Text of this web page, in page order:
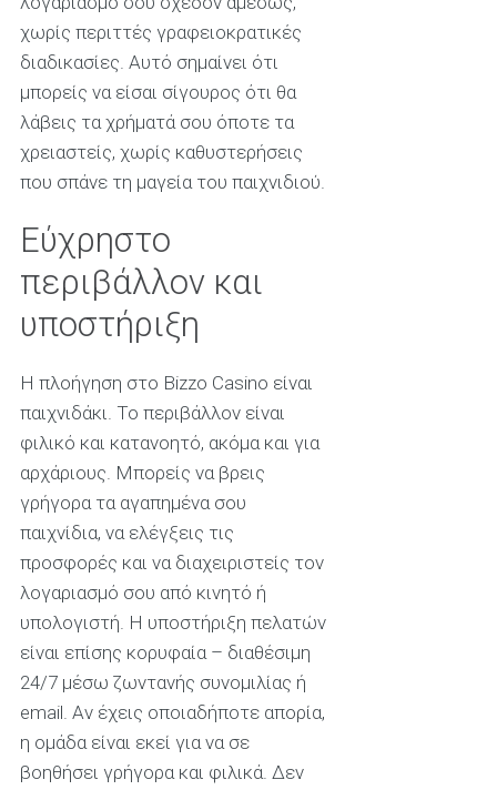
χωρίς περιττές γραφειοκρατικές
διαδικασίες. Αυτό σημαίνει ότι
μπορείς να είσαι σίγουρος ότι θα
λάβεις τα χρήματά σου όποτε τα
χρειαστείς, χωρίς καθυστερήσεις
που σπάνε τη μαγεία του παιχνιδιού.
Εύχρηστο
περιβάλλον και
υποστήριξη
Η πλοήγηση στο Bizzo Casino είναι
παιχνιδάκι. Το περιβάλλον είναι
φιλικό και κατανοητό, ακόμα και για
αρχάριους. Μπορείς να βρεις
γρήγορα τα αγαπημένα σου
παιχνίδια, να ελέγξεις τις
προσφορές και να διαχειριστείς τον
λογαριασμό σου από κινητό ή
υπολογιστή. Η υποστήριξη πελατών
είναι επίσης κορυφαία – διαθέσιμη
24/7 μέσω ζωντανής συνομιλίας ή
email. Αν έχεις οποιαδήποτε απορία,
η ομάδα είναι εκεί για να σε
βοηθήσει γρήγορα και φιλικά. Δεν